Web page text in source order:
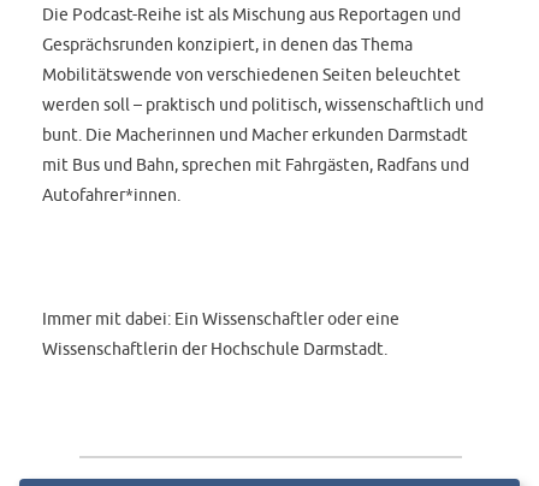
Die Podcast-Reihe ist als Mischung aus Reportagen und
Gesprächsrunden konzipiert, in denen das Thema
Mobilitätswende von verschiedenen Seiten beleuchtet
werden soll – praktisch und politisch, wissenschaftlich und
bunt. Die Macherinnen und Macher erkunden Darmstadt
mit Bus und Bahn, sprechen mit Fahrgästen, Radfans und
Autofahrer*innen.
Immer mit dabei: Ein Wissenschaftler oder eine
Wissenschaftlerin der Hochschule Darmstadt.